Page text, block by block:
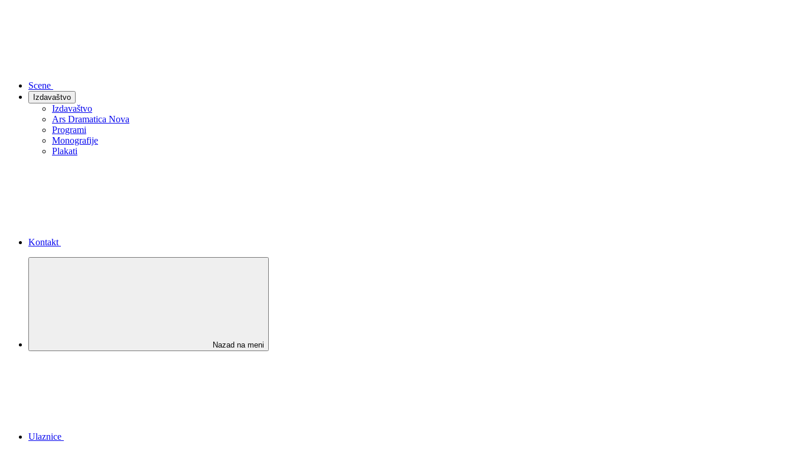
Scene
Izdavaštvo
Izdavaštvo
Ars Dramatica Nova
Programi
Monografije
Plakati
Kontakt
Nazad na meni
Ulaznice